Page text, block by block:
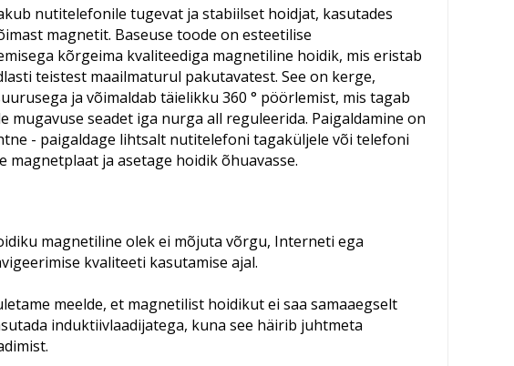
nutitelefonile tugevat ja stabiilset hoidjat, kasutades
magnetit. Baseuse toode on esteetilise
kõrgeima kvaliteediga magnetiline hoidik, mis eristab
teistest maailmaturul pakutavatest. See on kerge,
ja võimaldab täielikku 360 ° pöörlemist, mis tagab
mugavuse seadet iga nurga all reguleerida. Paigaldamine on
- paigaldage lihtsalt nutitelefoni tagaküljele või telefoni
magnetplaat ja asetage hoidik õhuavasse.
magnetiline olek ei mõjuta võrgu, Interneti ega
kvaliteeti kasutamise ajal.
meelde, et magnetilist hoidikut ei saa samaaegselt
induktiivlaadijatega, kuna see häirib juhtmeta